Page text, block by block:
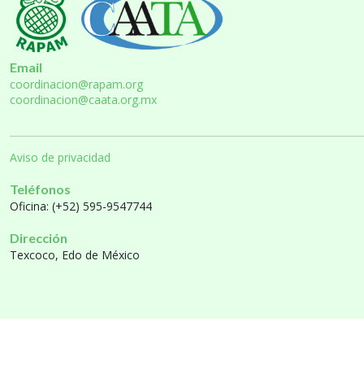
Email
coordinacion@rapam.org
coordinacion@caata.org.mx
Aviso de privacidad
Teléfonos
Oficina: (+52) 595-9547744
Dirección
Texcoco, Edo de México